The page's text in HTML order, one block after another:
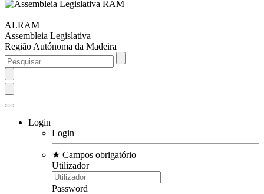
ALRAM
Assembleia Legislativa
Região Autónoma da Madeira
Login
Login
★ Campos obrigatório
Utilizador
Password